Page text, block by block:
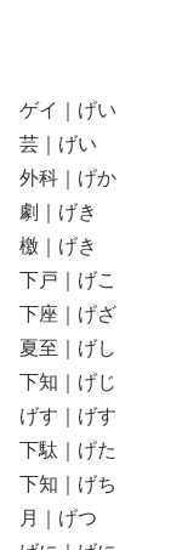
ゲイ｜げい
芸｜げい
外科｜げか
劇｜げき
檄｜げき
下戸｜げこ
下座｜げざ
夏至｜げし
下知｜げじ
げす｜げす
下駄｜げた
下知｜げち
月｜げつ